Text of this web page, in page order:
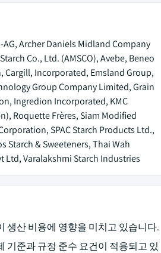
AG, Archer Daniels Midland Company
Co., Ltd. (AMSCO), Avebe, Beneo
Cargill, Incorporated, Emsland Group,
Group Company Limited, Grain
Ingredion Incorporated, KMC
Roquette Frères, Siam Modified
SPAC Starch Products Ltd.,
Starch & Sweeteners, Thai Wah
Ltd, Varalakshmi Starch Industries
생산 비용에 영향을 미치고 있습니다.
기준과 규정 준수 요건이 적용되고 있